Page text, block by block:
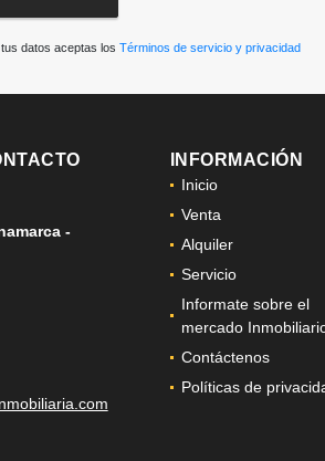
datos aceptas los Términos de servicio y privacidad
-
INFORMACIÓN
Inicio
Venta
Alquiler
Servicio
Informate sobre el
mercado
Contáctenos
Políticas de